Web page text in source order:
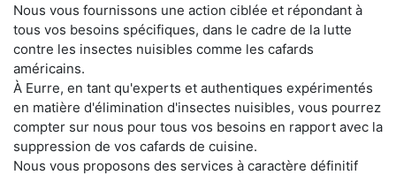
Nous vous fournissons une action ciblée et répondant à
tous vos besoins spécifiques, dans le cadre de la lutte
contre les insectes nuisibles comme les cafards
américains.
À Eurre, en tant qu'experts et authentiques expérimentés
en matière d'élimination d'insectes nuisibles, vous pourrez
compter sur nous pour tous vos besoins en rapport avec la
suppression de vos cafards de cuisine.
Nous vous proposons des services à caractère définitif